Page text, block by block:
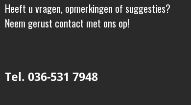
Heeft u vragen, opmerkingen of suggesties?
Neem gerust contact met ons op!
Tel. 036-531 7948